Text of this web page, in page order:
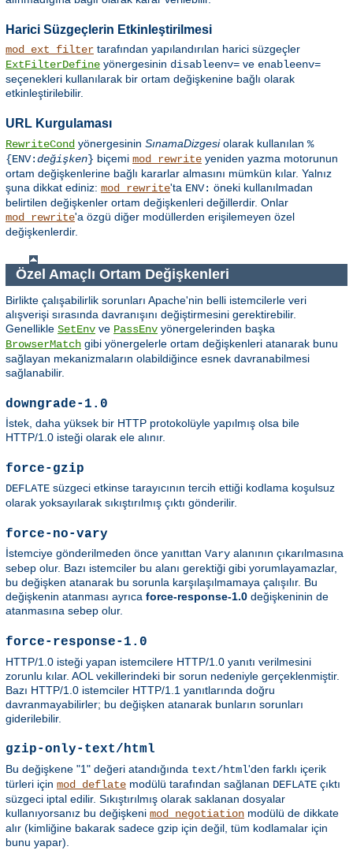
Harici Süzgeçlerin Etkinleştirilmesi
mod_ext_filter tarafından yapılandırılan harici süzgeçler
ExtFilterDefine yönergesinin disableenv= ve enableenv=
seçenekleri kullanılarak bir ortam değişkenine bağlı olarak
etkinleştirilebilir.
URL Kurgulaması
RewriteCond yönergesinin SınamaDizgesiolarak kullanılan %
{ENV:değişken} biçemi mod_rewrite yeniden yazma motorunun
ortam değişkenlerine bağlı kararlar almasını mümkün kılar. Yalnız
şuna dikkat ediniz: mod_rewrite'ta ENV: öneki kullanılmadan
belirtilen değişkenler ortam değişkenleri değillerdir. Onlar
mod_rewrite'a özgü diğer modüllerden erişilemeyen özel
değişkenlerdir.
Özel Amaçlı Ortam Değişkenleri
Birlikte çalışabilirlik sorunları Apache'nin belli istemcilerle veri
alışverişi sırasında davranışını değiştirmesini gerektirebilir.
Genellikle SetEnv ve PassEnv yönergelerinden başka
BrowserMatch gibi yönergelerle ortam değişkenleri atanarak bunu
sağlayan mekanizmaların olabildiğince esnek davranabilmesi
sağlanabilir.
downgrade-1.0
İstek, daha yüksek bir HTTP protokolüyle yapılmış olsa bile
HTTP/1.0 isteği olarak ele alınır.
force-gzip
DEFLATE süzgeci etkinse tarayıcının tercih ettiği kodlama koşulsuz
olarak yoksayılarak sıkıştırılmış çıktı gönderilir.
force-no-vary
İstemciye gönderilmeden önce yanıttan Vary alanının çıkarılmasına
sebep olur. Bazı istemciler bu alanı gerektiği gibi yorumlayamazlar,
bu değişken atanarak bu sorunla karşılaşılmamaya çalışılır. Bu
değişkenin atanması ayrıca force-response-1.0 değişkeninin de
atanmasına sebep olur.
force-response-1.0
HTTP/1.0 isteği yapan istemcilere HTTP/1.0 yanıtı verilmesini
zorunlu kılar. AOL vekillerindeki bir sorun nedeniyle gerçeklenmiştir.
Bazı HTTP/1.0 istemciler HTTP/1.1 yanıtlarında doğru
davranmayabilirler; bu değişken atanarak bunların sorunları
giderilebilir.
gzip-only-text/html
Bu değişkene "1" değeri atandığında text/html'den farklı içerik
türleri için mod_deflate modülü tarafından sağlanan DEFLATE çıktı
süzgeci iptal edilir. Sıkıştırılmış olarak saklanan dosyalar
kullanıyorsanız bu değişkeni mod_negotiation modülü de dikkate
alır (kimliğine bakarak sadece gzip için değil, tüm kodlamalar için
bunu yapar).